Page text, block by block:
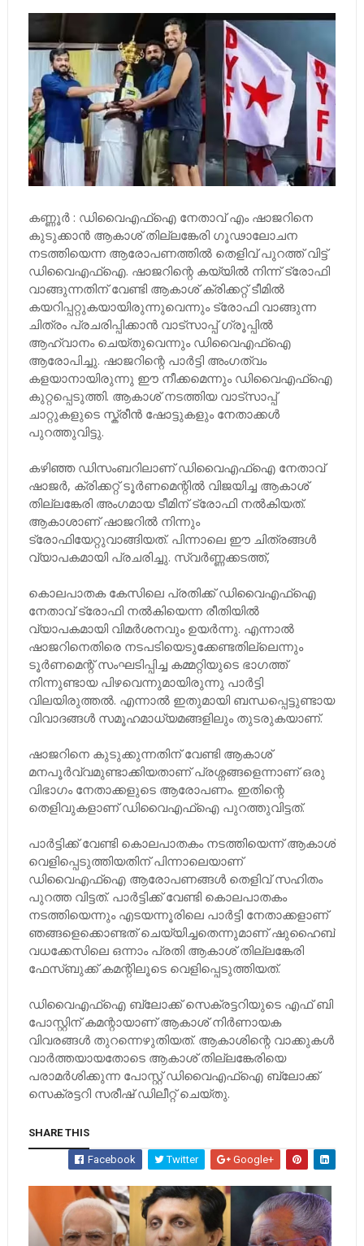
കണ്ണൂർ : ഡിവൈഎഫ്ഐ നേതാവ് എം ഷാജറിനെ
കുടുക്കാൻ ആകാശ് തില്ലങ്കേരി ഗൂഢാലോചന
നടത്തിയെന്ന ആരോപണത്തിൽ തെളിവ് പുറത്ത് വിട്ട്
ഡിവൈഎഫ്ഐ. ഷാജറിന്റെ കയ്യിൽ നിന്ന് ട്രോഫി
വാങ്ങുന്നതിന് വേണ്ടി ആകാശ് ക്രിക്കറ്റ് ടീമിൽ
കയറിപ്പറ്റുകയായിരുന്നുവെന്നും ട്രോഫി വാങ്ങുന്ന
ചിത്രം പ്രചരിപ്പിക്കാൻ വാട്സാപ്പ് ഗ്രൂപ്പിൽ
ആഹ്വാനം ചെയ്തുവെന്നും ഡിവൈഎഫ്ഐ
ആരോപിച്ചു. ഷാജറിന്റെ പാർട്ടി അംഗത്വം
കളയാനായിരുന്നു ഈ നീക്കമെന്നും ഡിവൈഎഫ്ഐ
കുറ്റപ്പെടുത്തി. ആകാശ് നടത്തിയ വാട്സാപ്പ്
ചാറ്റുകളുടെ സ്ക്രീൻ ഷോട്ടുകളും നേതാക്കൾ
പുറത്തുവിട്ടു.
കഴിഞ്ഞ ഡിസംബറിലാണ് ഡിവൈഎഫ്ഐ നേതാവ്
ഷാജർ, ക്രിക്കറ്റ് ടൂർണമെന്റിൽ വിജയിച്ച ആകാശ്
തില്ലങ്കേരി അംഗമായ ടീമിന് ട്രോഫി നൽകിയത്.
ആകാശാണ് ഷാജറിൽ നിന്നും
ട്രോഫിയേറ്റുവാങ്ങിയത്. പിന്നാലെ ഈ ചിത്രങ്ങൾ
വ്യാപകമായി പ്രചരിച്ചു. സ്വർണ്ണക്കടത്ത്,
കൊലപാതക കേസിലെ പ്രതിക്ക് ഡിവൈഎഫ്ഐ
നേതാവ് ട്രോഫി നൽകിയെന്ന രീതിയിൽ
വ്യാപകമായി വിമർശനവും ഉയർന്നു. എന്നാൽ
ഷാജറിനെതിരെ നടപടിയെടുക്കേണ്ടതില്ലെന്നും
ടൂർണമെന്റ് സംഘടിപ്പിച്ച കമ്മറ്റിയുടെ ഭാഗത്ത്
നിന്നുണ്ടായ പിഴവെന്നുമായിരുന്നു പാർട്ടി
വിലയിരുത്തൽ. എന്നാൽ ഇതുമായി ബന്ധപ്പെട്ടുണ്ടായ
വിവാദങ്ങൾ സമൂഹമാധ്യമങ്ങളിലും തുടരുകയാണ്.
ഷാജറിനെ കുടുക്കുന്നതിന് വേണ്ടി ആകാശ്
മനപൂർവ്വമുണ്ടാക്കിയതാണ് പ്രശ്നങ്ങളെന്നാണ് ഒരു
വിഭാഗം നേതാക്കളുടെ ആരോപണം. ഇതിന്റെ
തെളിവുകളാണ് ഡിവൈഎഫ്ഐ പുറത്തുവിട്ടത്.
പാർട്ടിക്ക് വേണ്ടി കൊലപാതകം നടത്തിയെന്ന് ആകാശ്
വെളിപ്പെടുത്തിയതിന് പിന്നാലെയാണ്
ഡിവൈഎഫ്ഐ ആരോപണങ്ങൾ തെളിവ് സഹിതം
പുറത്ത വിട്ടത്. പാർട്ടിക്ക് വേണ്ടി കൊലപാതകം
നടത്തിയെന്നും എടയന്നൂരിലെ പാർട്ടി നേതാക്കളാണ്
ഞങ്ങളെക്കൊണ്ടത് ചെയ്യിച്ചതെന്നുമാണ് ഷുഹൈബ്
വധക്കേസിലെ ഒന്നാം പ്രതി ആകാശ് തില്ലങ്കേരി
ഫേസ്ബുക്ക് കമന്റിലൂടെ വെളിപ്പെടുത്തിയത്.
ഡിവൈഎഫ്ഐ ബ്ലോക്ക് സെക്രട്ടറിയുടെ എഫ് ബി
പോസ്റ്റിന് കമന്റായാണ് ആകാശ് നിർണായക
വിവരങ്ങൾ തുറന്നെഴുതിയത്. ആകാശിന്റെ വാക്കുകൾ
വാർത്തയായതോടെ ആകാശ് തില്ലങ്കേരിയെ
പരാമർശിക്കുന്ന പോസ്റ്റ് ഡിവൈഎഫ്ഐ ബ്ലോക്ക്
സെക്രട്ടറി സരീഷ് ഡിലീറ്റ് ചെയ്തു.
SHARE THIS
Facebook Twitter Google+